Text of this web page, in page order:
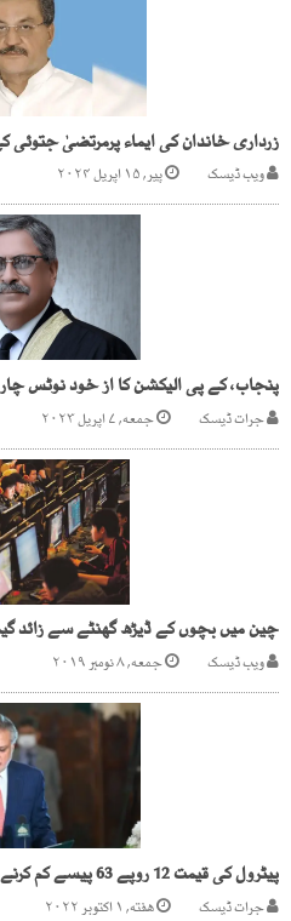
زرداری خاندان کی ایماء پرمرتضیٰ
ویب ڈیسک پیر, ۱۵ اپریل ۲۰۲۴
جرات ڈیسک جمعه, ۷ اپریل ۲۰۲۳
چین میں بچوں کے ڈیڑھ گھنٹے سے زائد
ویب ڈیسک جمعه, ۸ نومبر ۲۰۱۹
پیٹرول کی قیمت 12 روپے 63 پیسے کم کرنے کا اعلان
جرات ڈیسک هفته, ۱ اکتوبر ۲۰۲۲